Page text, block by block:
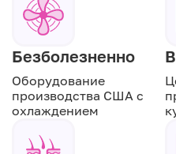
Безболезненно
Оборудование
производства США с
охлаждением